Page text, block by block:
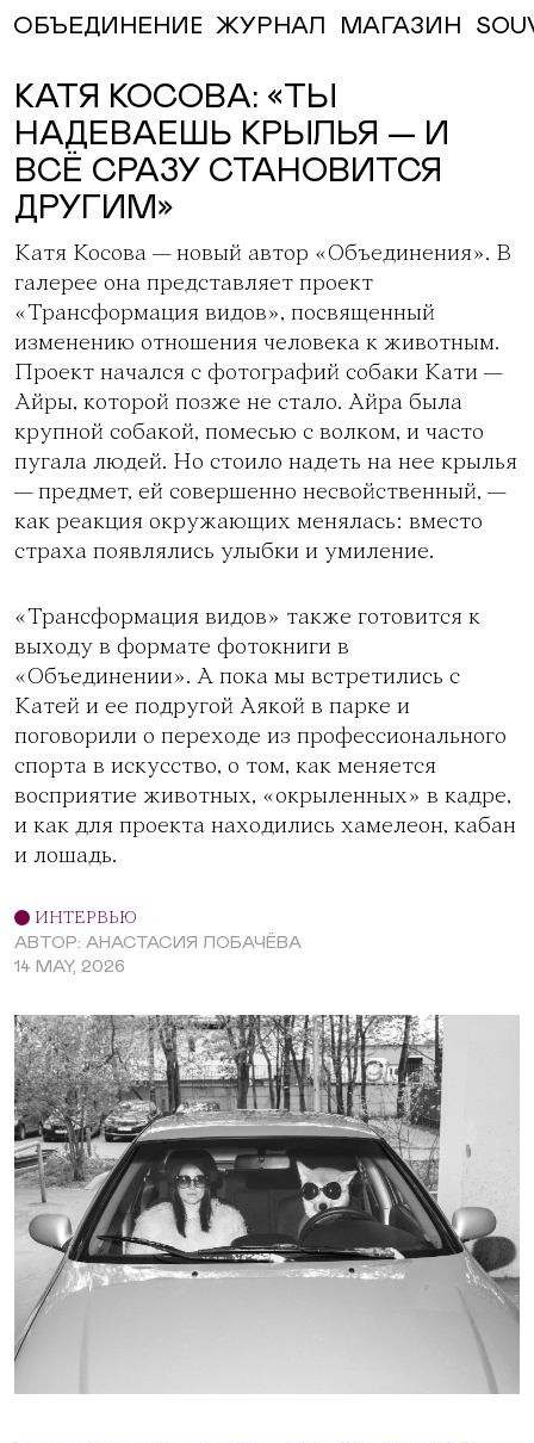
ОБЪЕДИНЕНИЕ ЖУРНАЛ МАГАЗИН
КАТЯ КОСОВА: «ТЫ
НАДЕВАЕШЬ КРЫЛЬЯ — И
ВСЁ СРАЗУ СТАНОВИТСЯ
ДРУГИМ»
ИНТЕРВЬЮ
АВТОР: АНАСТАСИЯ ЛОБАЧЁВА
14 MAY, 2026
Катя Косова — новый автор «Объединения». В
галерее она представляет проект
«Трансформация видов», посвященный
изменению отношения человека к животным.
Проект начался с фотографий собаки Кати —
Айры, которой позже не стало. Айра была
крупной собакой, помесью с волком, и часто
пугала людей. Но стоило надеть на нее крылья
— предмет, ей совершенно несвойственный, —
как реакция окружающих менялась: вместо
страха появлялись улыбки и умиление.
«Трансформация видов» также готовится к
выходу в формате фотокниги в
«Объединении». А пока мы встретились с
Катей и ее подругой Аякой в парке и
поговорили о переходе из профессионального
спорта в искусство, о том, как меняется
восприятие животных, «окрыленных» в кадре,
и как для проекта находились хамелеон, кабан
и лошадь.